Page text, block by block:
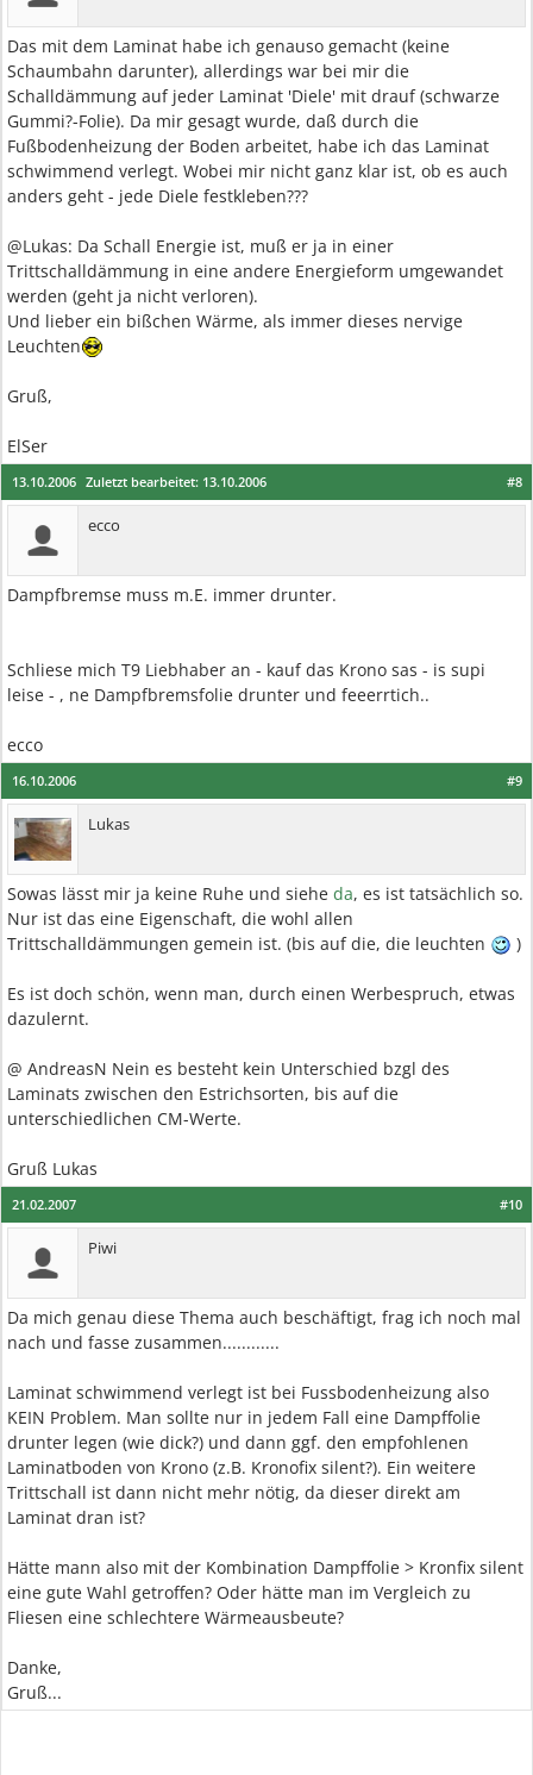
Das mit dem Laminat habe ich genauso gemacht (keine
Schaumbahn darunter), allerdings war bei mir die
Schalldämmung auf jeder Laminat 'Diele' mit drauf (schwarze
Gummi?-Folie). Da mir gesagt wurde, daß durch die
Fußbodenheizung der Boden arbeitet, habe ich das Laminat
schwimmend verlegt. Wobei mir nicht ganz klar ist, ob es auch
anders geht - jede Diele festkleben???
@Lukas: Da Schall Energie ist, muß er ja in einer
Trittschalldämmung in eine andere Energieform umgewandet
werden (geht ja nicht verloren).
Und lieber ein bißchen Wärme, als immer dieses nervige
Leuchten
Gruß,
ElSer
#8
13.10.2006 Zuletzt bearbeitet: 13.10.2006
ecco
Dampfbremse muss m.E. immer drunter.
Schliese mich T9 Liebhaber an - kauf das Krono sas - is supi
leise - , ne Dampfbremsfolie drunter und feeerrtich..
ecco
#9
16.10.2006
Lukas
Sowas lässt mir ja keine Ruhe und siehe da, es ist tatsächlich so.
Nur ist das eine Eigenschaft, die wohl allen
Trittschalldämmungen gemein ist. (bis auf die, die leuchten
)
Es ist doch schön, wenn man, durch einen Werbespruch, etwas
dazulernt.
@ AndreasN Nein es besteht kein Unterschied bzgl des
Laminats zwischen den Estrichsorten, bis auf die
unterschiedlichen CM-Werte.
Gruß Lukas
#10
21.02.2007
Piwi
Da mich genau diese Thema auch beschäftigt, frag ich noch mal
nach und fasse zusammen............
Laminat schwimmend verlegt ist bei Fussbodenheizung also
KEIN Problem. Man sollte nur in jedem Fall eine Dampffolie
drunter legen (wie dick?) und dann ggf. den empfohlenen
Laminatboden von Krono (z.B. Kronofix silent?). Ein weitere
Trittschall ist dann nicht mehr nötig, da dieser direkt am
Laminat dran ist?
Hätte mann also mit der Kombination Dampffolie > Kronfix silent
eine gute Wahl getroffen? Oder hätte man im Vergleich zu
Fliesen eine schlechtere Wärmeausbeute?
Danke,
Gruß...